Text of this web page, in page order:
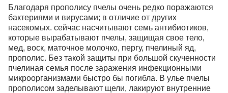
Благодаря прополису пчелы очень редко поражаются
бактериями и вирусами; в отличие от других
насекомых. сейчас насчитывают семь антибиотиков,
которые вырабатывают пчелы, защищая свое тело,
мед, воск, маточное молочко, пергу, пчелиный яд,
прополис. Без такой защиты при большой скученности
пчелиная семья после заражения инфекционными
микроорганизмами быстро бы погибла. В улье пчелы
прополисом заделывают щели, лакируют внутренние